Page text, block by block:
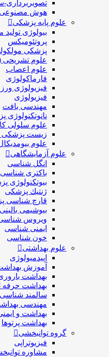
هوش مصنوعی
علوم پایه پزشکی
بیولوژی تولید
پروتئومیکس
پزشکی
علوم تشریحی
علوم اعصاب
فارماکولوژی
فیزیولوژی
فیزیولوژی
مهندسی بافت
نانوتکنولوژی
علوم سلولی
زیست پزشکی
علوم
علوم آزمایشگاهی
انگل شناسی
باکتری شناسی
بیوتکنولوژی
ژنتيك پزشکی
قارچ شناسی
بیوشیمی بالینی
ویروس
ایمنی شناسی
خون شناسی
علوم بهداشتی
اپیدمیولوژی
آموزش
بهداشت
بهداشت حرفه
سالمند شناسی
مهندسی
بهداشت و
بهداشت پرتوها
گروه توانبخشی
فیزیوتراپی
مشاوره